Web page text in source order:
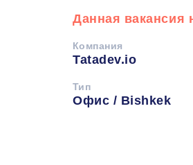
Данная вакансия
Компания
Tatadev.io
Тип
Офис / Bishkek